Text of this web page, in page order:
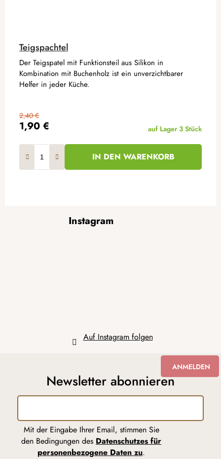
Teigspachtel
1,90 €
2,40 €
auf Lager 3 Stück
IN DEN WARENKORB
Der Teigspatel mit Funktionsteil aus Silikon in
Kombination mit Buchenholz ist ein unverzichtbarer
Helfer in jeder Küche.
Instagram
Auf Instagram folgen
Newsletter abonnieren
Mit der Eingabe Ihrer Email, stimmen Sie
den Bedingungen des Datenschutzes für
personenbezogene Daten zu.
ANMELDEN